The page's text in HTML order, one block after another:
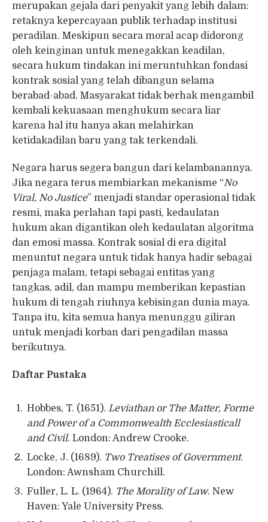
merupakan gejala dari penyakit yang lebih dalam:
retaknya kepercayaan publik terhadap institusi
peradilan. Meskipun secara moral acap didorong
oleh keinginan untuk menegakkan keadilan,
secara hukum tindakan ini meruntuhkan fondasi
kontrak sosial yang telah dibangun selama
berabad-abad. Masyarakat tidak berhak mengambil
kembali kekuasaan menghukum secara liar
karena hal itu hanya akan melahirkan
ketidakadilan baru yang tak terkendali.
Negara harus segera bangun dari kelambanannya.
Jika negara terus membiarkan mekanisme “No
Viral, No Justice” menjadi standar operasional tidak
resmi, maka perlahan tapi pasti, kedaulatan
hukum akan digantikan oleh kedaulatan algoritma
dan emosi massa. Kontrak sosial di era digital
menuntut negara untuk tidak hanya hadir sebagai
penjaga malam, tetapi sebagai entitas yang
tangkas, adil, dan mampu memberikan kepastian
hukum di tengah riuhnya kebisingan dunia maya.
Tanpa itu, kita semua hanya menunggu giliran
untuk menjadi korban dari pengadilan massa
berikutnya.
Daftar Pustaka
Hobbes, T. (1651). Leviathan or The Matter, Forme
and Power of a Commonwealth Ecclesiasticall
and Civil. London: Andrew Crooke.
Locke, J. (1689). Two Treatises of Government.
London: Awnsham Churchill.
Fuller, L. L. (1964). The Morality of Law. New
Haven: Yale University Press.